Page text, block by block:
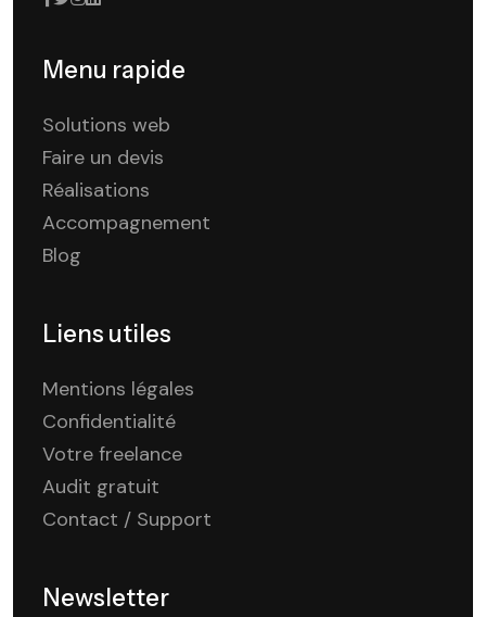
Menu rapide
Solutions web
Faire un devis
Réalisations
Accompagnement
Blog
Liens utiles
Mentions légales
Confidentialité
Votre freelance
Audit gratuit
Contact / Support
Newsletter